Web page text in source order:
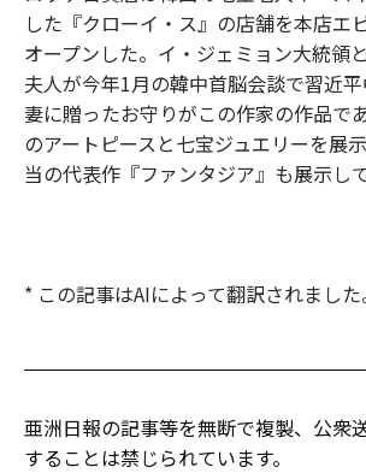
した『クローイ・ス』の店舗を本店エ
オープンした。イ・ジェミョン大統領
夫人が今年1月の韓中首脳会談で習近
妻に贈ったお守りがこの作家の作品で
のアートピースと七宝ジュエリーを展
当の代表作『ファンタジア』も展示し
* この記事はAIによって翻訳されました
亜洲日報の記事等を無断で複製、公衆
することは禁じられています。